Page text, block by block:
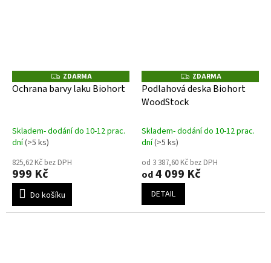
Z
D
A
ZDARMA
Ochrana barvy laku Biohort
Skladem- dodání do 10-12 prac.
dní(>5 ks)
825,62 Kč bez DPH
999 Kč
Do košíku
Z
D
A
ZDARMA
Podlahová deska Biohort
WoodStock
Skladem- dodání do 10-12 prac.
dní(>5 ks)
od 3 387,60 Kč bez DPH
od4 099 Kč
DETAIL